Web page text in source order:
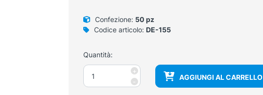
Confezione: 50 pz
Codice articolo: DE-155
Quantità:
-
Puntali
per
miscelazione
+
AGGIUNGI AL CARRELLO